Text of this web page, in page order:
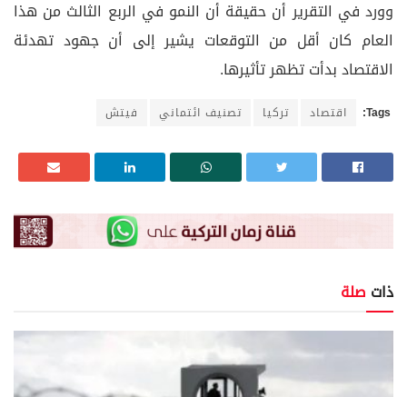
وورد في التقرير أن حقيقة أن النمو في الربع الثالث من هذا
العام كان أقل من التوقعات يشير إلى أن جهود تهدئة
الاقتصاد بدأت تظهر تأثيرها.
Tags: اقتصاد تركيا تصنيف ائتماني فيتش
ذات صلة